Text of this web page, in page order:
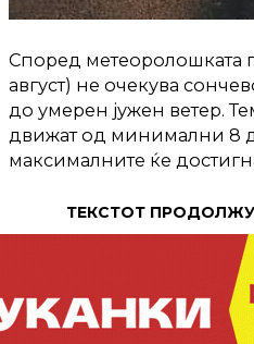
Според метеоролошката
август) не очекува
до умерен јужен ветер.
движат од минимални 8
максималните ќе
ТЕКСТОТ